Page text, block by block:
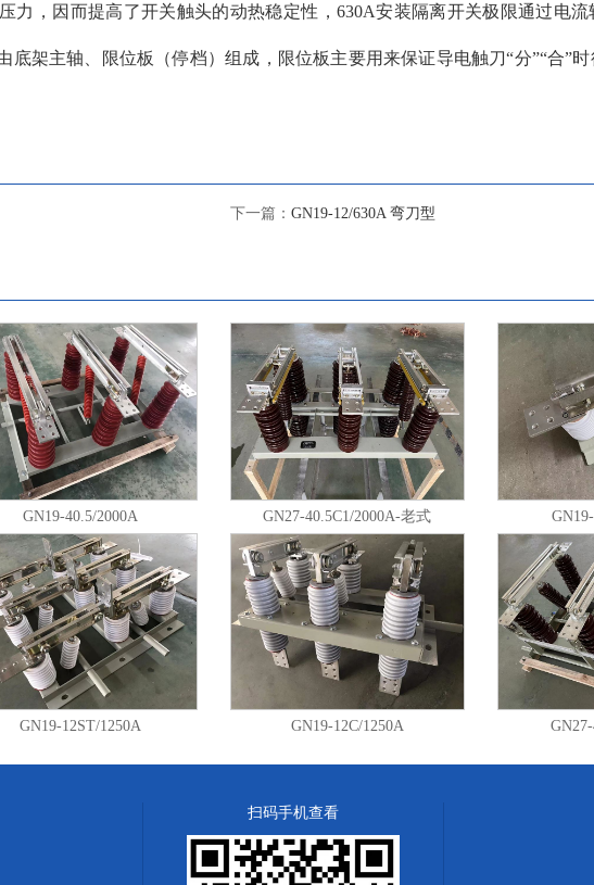
力，因而提高了开关触头的动热稳定性，630A安装隔离开关极限通过电
底架主轴、限位板（停档）组成，限位板主要用来保证导电触刀“分”“合”
下一篇： GN19-12/630A 弯刀型
GN19-40.5/2000A GN27-40.5C1/2000A-老式
GN19-12ST/1250A GN19-12C/1250A
扫码手机查看